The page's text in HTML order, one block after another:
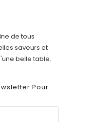
de tous
saveurs et
belle table.
Pour